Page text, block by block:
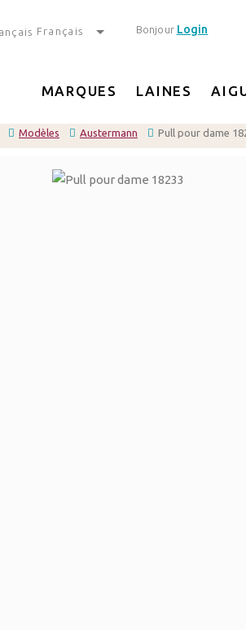
Bonjour Login
Français
MARQUES LAINES
Modèles Austermann Pull pour dame